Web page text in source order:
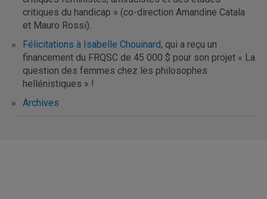
critiques du handicap » (co-direction Amandine Catala
et Mauro Rossi).
Félicitations à Isabelle Chouinard, qui a reçu un
financement du FRQSC de 45 000 $ pour son projet « La
question des femmes chez les philosophes
hellénistiques » !
Archives